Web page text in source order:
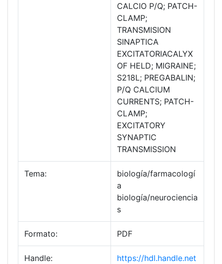
CALCIO P/Q; PATCH-
CLAMP;
TRANSMISION
SINAPTICA
EXCITATORIACALYX
OF HELD; MIGRAINE;
S218L; PREGABALIN;
P/Q CALCIUM
CURRENTS; PATCH-
CLAMP;
EXCITATORY
SYNAPTIC
TRANSMISSION
Tema:
biología/farmacologí
a
biología/neurociencia
s
Formato: PDF
Handle:
https://hdl.handle.net